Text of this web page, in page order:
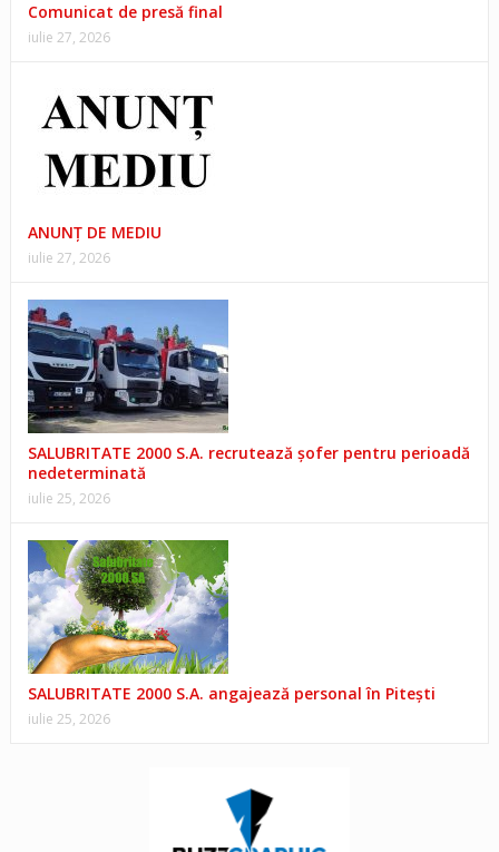
Comunicat de presă final
iulie 27, 2026
ANUNŢ DE MEDIU
iulie 27, 2026
SALUBRITATE 2000 S.A. recrutează șofer pentru perioadă
nedeterminată
iulie 25, 2026
SALUBRITATE 2000 S.A. angajează personal în Pitești
iulie 25, 2026